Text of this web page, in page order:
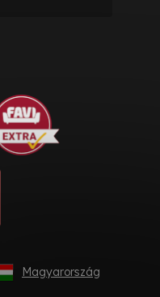
Magyarország